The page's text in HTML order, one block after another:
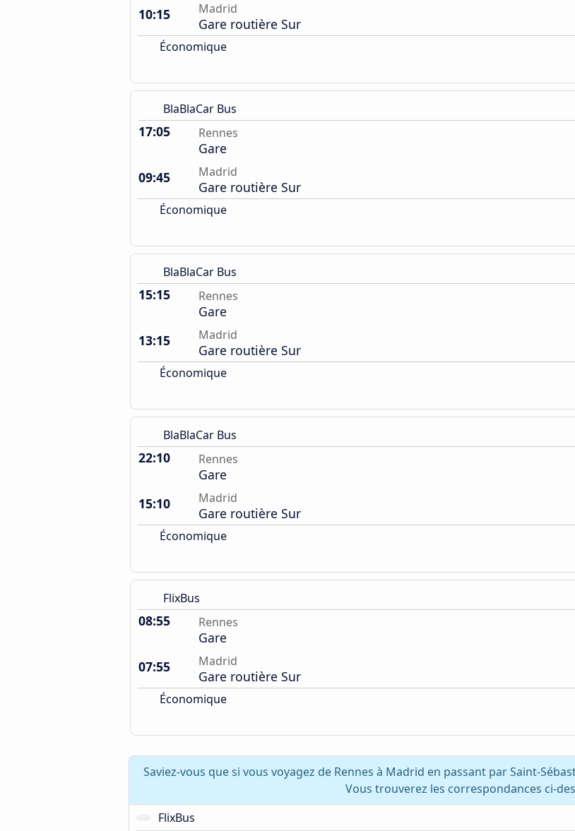
10:15
Madrid
Gare routière Sur
Économique
BlaBlaCar Bus
17:05 Rennes
Gare
09:45
Madrid
Gare routière Sur
Économique
BlaBlaCar Bus
15:15 Rennes
Gare
13:15
Madrid
Gare routière Sur
Économique
BlaBlaCar Bus
22:10 Rennes
Gare
15:10
Madrid
Gare routière Sur
Économique
FlixBus
08:55 Rennes
Gare
07:55
Madrid
Gare routière Sur
Économique
Saviez-vous que si vous voyagez de Rennes à Madrid en passant par Saint-
Vous trouverez les correspondances ci-
FlixBus